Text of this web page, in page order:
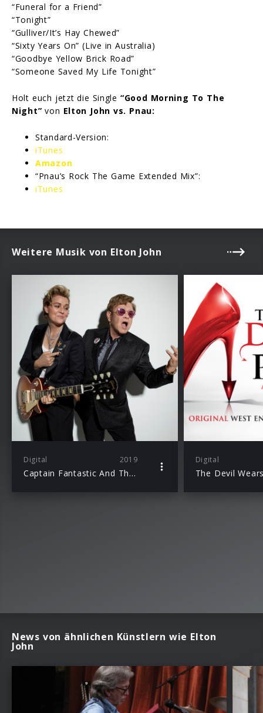
“Funeral for a Friend”
“Tonight”
“Gulliver/It’s Hay Chewed”
“Sixty Years On” (Live in Australia)
“Goodbye Yellow Brick Road”
“Someone Saved My Life Tonight”
Holt euch jetzt die Single “Good Morning To The
Night” von Elton John vs. Pnau:
Standard-Version:
iTunes
Amazon
“Pnau’s Rock The Game Extended Mix”:
iTunes
Weitere Musik von Elton John
Digital 2019
Captain Fantastic And The Brown Dirt Cowboy
Digital
News von ähnlichen Künstlern wie Elton
John